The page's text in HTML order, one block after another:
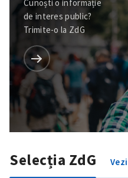
Cunoști o informație
de interes public?
Trimite-o la ZdG
Selecția ZdG